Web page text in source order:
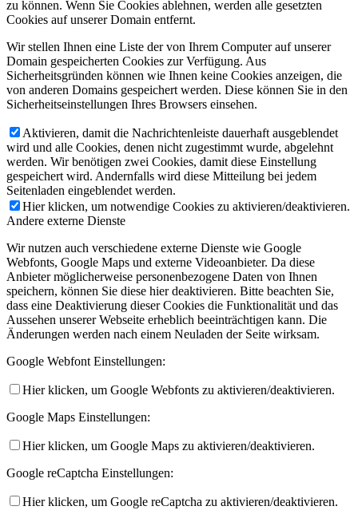
zu können. Wenn Sie Cookies ablehnen, werden alle gesetzten
Cookies auf unserer Domain entfernt.
Wir stellen Ihnen eine Liste der von Ihrem Computer auf unserer
Domain gespeicherten Cookies zur Verfügung. Aus
Sicherheitsgründen können wie Ihnen keine Cookies anzeigen, die
von anderen Domains gespeichert werden. Diese können Sie in den
Sicherheitseinstellungen Ihres Browsers einsehen.
Aktivieren, damit die Nachrichtenleiste dauerhaft ausgeblendet
wird und alle Cookies, denen nicht zugestimmt wurde, abgelehnt
werden. Wir benötigen zwei Cookies, damit diese Einstellung
gespeichert wird. Andernfalls wird diese Mitteilung bei jedem
Seitenladen eingeblendet werden.
Hier klicken, um notwendige Cookies zu aktivieren/deaktivieren.
Andere externe Dienste
Wir nutzen auch verschiedene externe Dienste wie Google
Webfonts, Google Maps und externe Videoanbieter. Da diese
Anbieter möglicherweise personenbezogene Daten von Ihnen
speichern, können Sie diese hier deaktivieren. Bitte beachten Sie,
dass eine Deaktivierung dieser Cookies die Funktionalität und das
Aussehen unserer Webseite erheblich beeinträchtigen kann. Die
Änderungen werden nach einem Neuladen der Seite wirksam.
Google Webfont Einstellungen:
Hier klicken, um Google Webfonts zu aktivieren/deaktivieren.
Google Maps Einstellungen:
Hier klicken, um Google Maps zu aktivieren/deaktivieren.
Google reCaptcha Einstellungen:
Hier klicken, um Google reCaptcha zu aktivieren/deaktivieren.